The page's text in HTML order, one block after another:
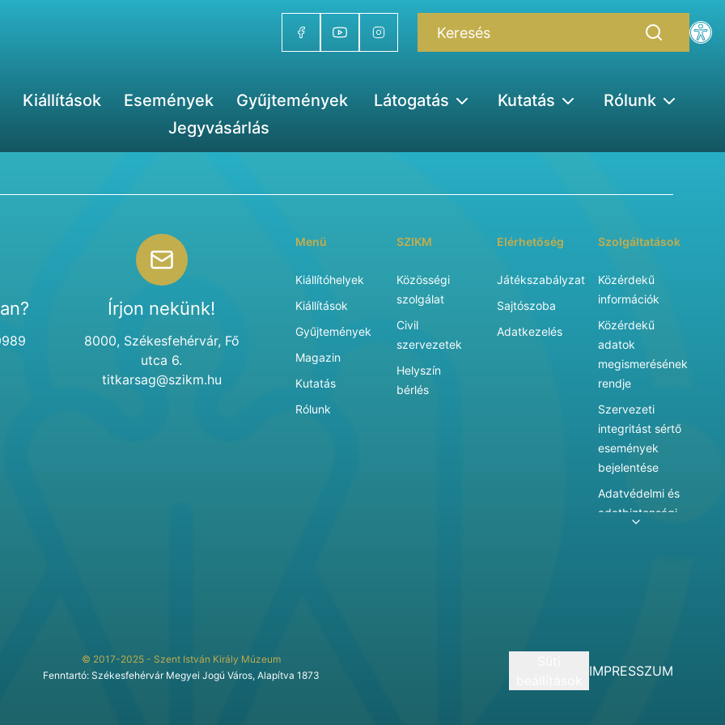
Kiállítások Események Gyűjtemények Látogatás Kutatás
Rólunk
Jegyvásárlás
Írjon nekünk!
8000, Székesfehérvár, Fő
utca 6.
titkarsag@szikm.hu
Menü
Kiállítóhelyek
Kiállítások
Gyűjtemények
Magazin
Kutatás
Rólunk
SZIKM
Közösségi
szolgálat
Civil
szervezetek
Helyszín
bérlés
Elérhetőség
Játékszabályzat
Sajtószoba
Adatkezelés
Szolgáltatások
Közérdekű
információk
Közérdekű
adatok
megismerésének
rendje
Szervezeti
integritást sértő
események
bejelentése
Adatvédelmi és
adatbiztonsági
szolgáltatásai
© 2017-2025 - Szent István Király Múzeum
Fenntartó: Székesfehérvár Megyei Jogú Város, Alapítva 1873
IMPRESSZUM